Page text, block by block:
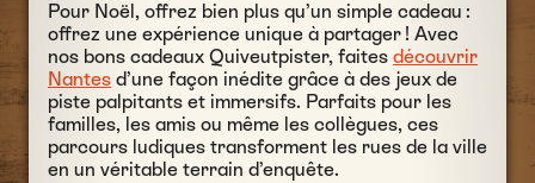
Pour Noël, offrez bien plus qu’un simple cadeau :
offrez une expérience unique à partager ! Avec
nos bons cadeaux Quiveutpister, faites découvrir
Nantes d’une façon inédite grâce à des jeux de
piste palpitants et immersifs. Parfaits pour les
familles, les amis ou même les collègues, ces
parcours ludiques transforment les rues de la ville
en un véritable terrain d’enquête.